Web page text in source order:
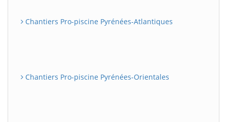
Chantiers Pro-piscine Pyrénées-Atlantiques
Chantiers Pro-piscine Pyrénées-Orientales